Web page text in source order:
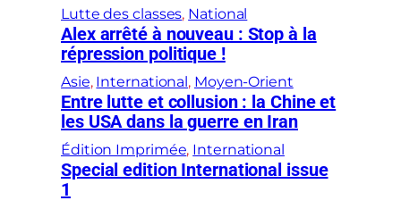
Lutte des classes, National
Alex arrêté à nouveau : Stop à la
répression politique !
Asie, International , Moyen-Orient
Entre lutte et collusion : la Chine et
les USA dans la guerre en Iran
Édition Imprimée, International
Special edition International issue
1